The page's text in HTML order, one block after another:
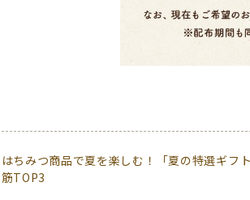
はちみつ商品で夏を楽しむ！「夏の特選ギフ
筋TOP3